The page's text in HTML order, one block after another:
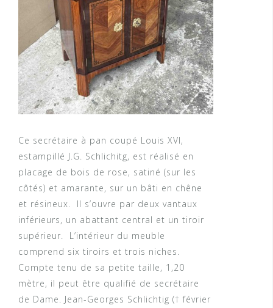
Ce secrétaire à pan coupé Louis XVI,
estampillé J.G. Schlichitg, est réalisé en
placage de bois de rose, satiné (sur les
côtés) et amarante, sur un bâti en chêne
et résineux. Il s’ouvre par deux vantaux
inférieurs, un abattant central et un tiroir
supérieur. L’intérieur du meuble
comprend six tiroirs et trois niches.
Compte tenu de sa petite taille, 1,20
mètre, il peut être qualifié de secrétaire
de Dame. Jean-Georges Schlichtig († février